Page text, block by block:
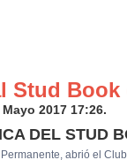
Stud Book
2017 17:26.
DEL STUD
abrió el